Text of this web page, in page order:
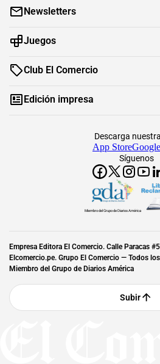
Newsletters
Juegos
Club El Comercio
Edición impresa
Síguenos
Descarga
App Store
Miembro del Grupo de Diarios América
Empresa Editora El Comercio. Calle Paracas
Elcomercio.pe. Grupo El Comercio — Todos
Miembro del Grupo de Diarios América
Subir